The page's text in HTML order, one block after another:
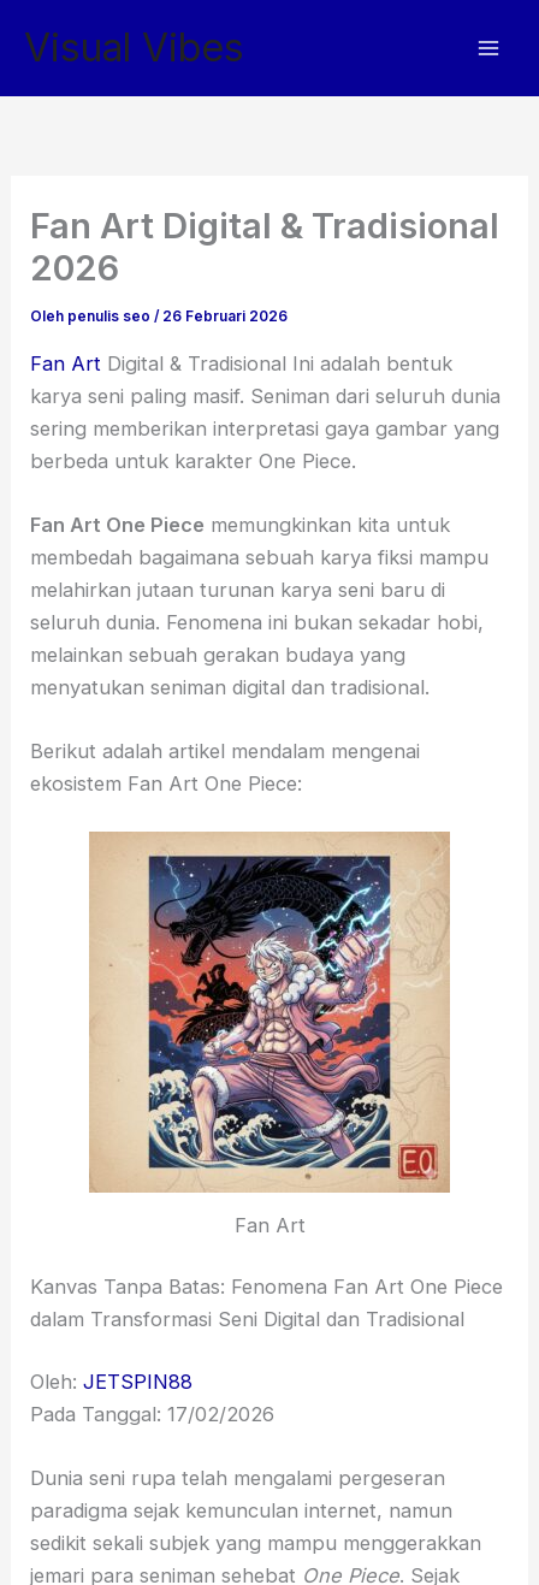
Visual Vibes
Fan Art Digital & Tradisional
2026
Oleh penulis seo/ 26 Februari 2026
Fan Art Digital & Tradisional Ini adalah bentuk
karya seni paling masif. Seniman dari seluruh dunia
sering memberikan interpretasi gaya gambar yang
berbeda untuk karakter One Piece.
Fan Art One Piece memungkinkan kita untuk
membedah bagaimana sebuah karya fiksi mampu
melahirkan jutaan turunan karya seni baru di
seluruh dunia. Fenomena ini bukan sekadar hobi,
melainkan sebuah gerakan budaya yang
menyatukan seniman digital dan tradisional.
Berikut adalah artikel mendalam mengenai
ekosistem Fan Art One Piece:
Fan Art
Kanvas Tanpa Batas: Fenomena Fan Art One Piece
dalam Transformasi Seni Digital dan Tradisional
Oleh:JETSPIN88
Pada Tanggal: 17/02/2026
Dunia seni rupa telah mengalami pergeseran
paradigma sejak kemunculan internet, namun
sedikit sekali subjek yang mampu menggerakkan
jemari para seniman sehebat One Piece. Sejak